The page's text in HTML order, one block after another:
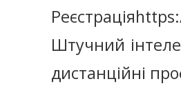
Штучний
дистанційні